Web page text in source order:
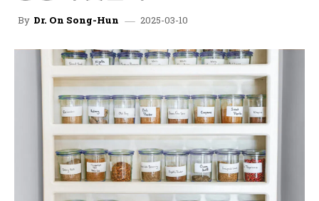
By Dr. On Song-Hun 2025-03-10